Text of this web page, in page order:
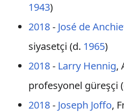
1943)
2018- José de
siyasetçi (d. 1965)
2018- Larry Hennig,
profesyonel güreşçi
2018- Joseph Joffo,